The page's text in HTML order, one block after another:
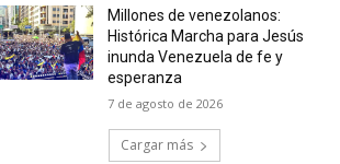
Millones de venezolanos:
Histórica Marcha para Jesús
inunda Venezuela de fe y
esperanza
7 de agosto de 2026
Cargar más